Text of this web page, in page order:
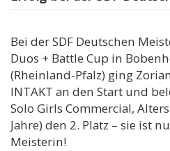
Bei der SDF Deutschen
Duos + Battle Cup in
(Rheinland-Pfalz) ging
INTAKT an den Start und
Solo Girls Commercial,
Jahre) den 2. Platz – sie ist
Meisterin!